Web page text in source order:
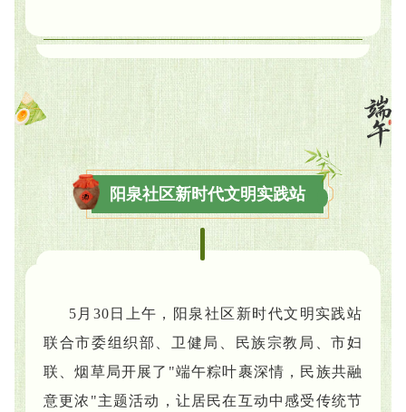
阳泉社区新时代文明实践站
5月30日上午，阳泉社区新时代文明实践站
联合市委组织部、卫健局、民族宗教局、市妇
联、烟草局开展了"端午粽叶裹深情，民族共融
意更浓"主题活动，让居民在互动中感受传统节